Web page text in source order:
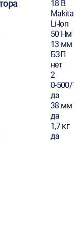
18 В
Makita
Li-Ion
50 Нм
13 мм
БЗП
нет
2
0-
да
38 мм
да
1,7 кг
да